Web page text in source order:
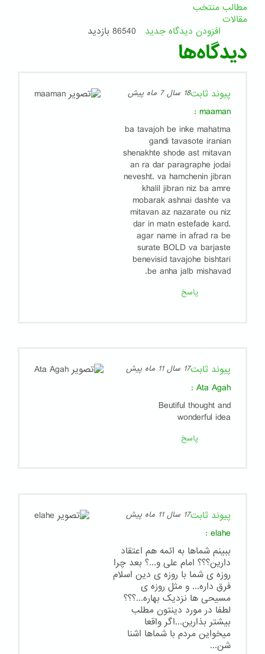
مطالب منتخب
مقالات
افزودن دیدگاه جدید
86540 بازدید
دیدگاه‌ها
پیوند ثابت18 سال 7 ماه پیش
maaman
:
ba tavajoh be inke mahatma
gandi tavasote iranian
shenakhte shode ast mitavan
an ra dar paragraphe jodai
nevesht. va hamchenin jibran
khalil jibran niz ba amre
mobarak ashnai dashte va
mitavan az nazarate ou niz
dar in matn estefade kard.
agar name in afrad ra be
surate BOLD va barjaste
benevisid tavajohe bishtari
be anha jalb mishavad.
پاسخ
پیوند ثابت17 سال 11 ماه پیش
Ata Agah
:
Beutiful thought and
wonderful idea
پاسخ
پیوند ثابت17 سال 11 ماه پیش
elahe
:
ببینم شماها به ائمه هم اعتقاد
دارین؟؟؟ امام علی و...؟ بعد چرا
روزه ی شما با روزه ی دین اسلام
فرق داره... و مثل روزه ی
مسیحی ها نزدیک بهاره...؟؟؟
لطفا در مورد دینتون مطلب
بیشتر بذارین...اگر واقعا
میخواین مردم با شماها اشنا
شن...